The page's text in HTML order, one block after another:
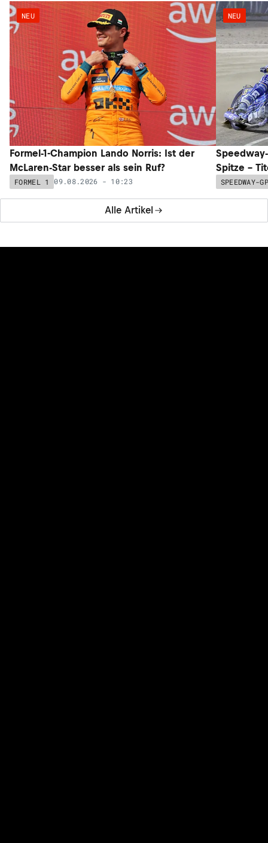
Alle Artikel
NEU
Formel-1-Champion Lando Norris: Ist der
McLaren-Star besser als sein Ruf?
FORMEL 1 09.08.2026 - 10:23
NEU
Spitze –
SPEEDWAY-GP